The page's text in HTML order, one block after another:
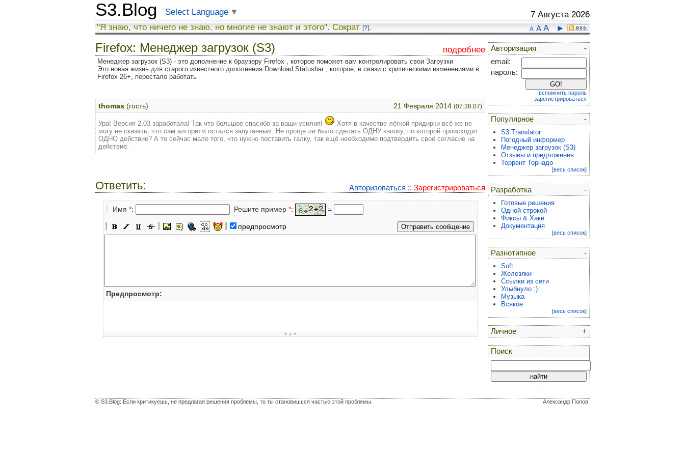
S3.Blog Select Language ▼ 7 Августа 2026
A A A ►
"Я знаю, что ничего не знаю, но многие не знают и этого". Сократ [?].
подробнее
Firefox: Менеджер загрузок (S3)
Менеджер загрузок (S3) - это дополнение к браузеру Firefox , которое поможет вам контролировать свои Загрузки
Это новая жизнь для старого известного дополнения Download Statusbar , которое, в связи с критическими изменениями в
Firefox 26+, перестало работать
21 Февраля 2014 (07:38:07)
thomas (гость)
Ура! Версия 2.03 заработала! Так что большое спасибо за ваши усилия!
Хотя в качестве лёгкой придирки всё же не
могу не сказать, что сам алгоритм остался запутанным. Не проще ли было сделать ОДНУ кнопку, по которой происходит
ОДНО действие? А то сейчас мало того, что нужно поставить галку, так ещё необходимо подтвердить своё согласие на
действие.
Авторизоваться :: Зарегистрироваться
Ответить:
Имя *: Решите пример *: =
предпросмотр
Предпросмотр:
▼▲▼
-
Авторизация
email:
пароль:
вспомнить пароль
зарегистрироваться
-
Популярное
S3.Translator
Погодный информер
Менеджер загрузок (S3)
Отзывы и предложения
Торрент Торнадо
[весь список]
-
Разработка
Готовые решения
Одной строкой
Фиксы & Хаки
Документация
[весь список]
-
Разнотипное
Soft
Железяки
Ссылки из сети
Улыбнуло :)
Музыка
Всякое
[весь список]
+
Личное
Поиск
Александр Попов
© S3.Blog: Если критикуешь, не предлагая решения проблемы, то ты становишься частью этой проблемы.